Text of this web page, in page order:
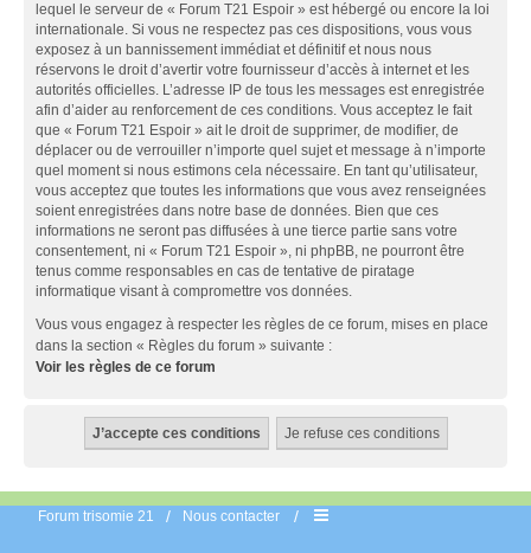
lequel le serveur de « Forum T21 Espoir » est hébergé ou encore la loi
internationale. Si vous ne respectez pas ces dispositions, vous vous
exposez à un bannissement immédiat et définitif et nous nous
réservons le droit d’avertir votre fournisseur d’accès à internet et les
autorités officielles. L’adresse IP de tous les messages est enregistrée
afin d’aider au renforcement de ces conditions. Vous acceptez le fait
que « Forum T21 Espoir » ait le droit de supprimer, de modifier, de
déplacer ou de verrouiller n’importe quel sujet et message à n’importe
quel moment si nous estimons cela nécessaire. En tant qu’utilisateur,
vous acceptez que toutes les informations que vous avez renseignées
soient enregistrées dans notre base de données. Bien que ces
informations ne seront pas diffusées à une tierce partie sans votre
consentement, ni « Forum T21 Espoir », ni phpBB, ne pourront être
tenus comme responsables en cas de tentative de piratage
informatique visant à compromettre vos données.
Vous vous engagez à respecter les règles de ce forum, mises en place
dans la section « Règles du forum » suivante :
Voir les règles de ce forum
Forum trisomie 21 Nous contacter